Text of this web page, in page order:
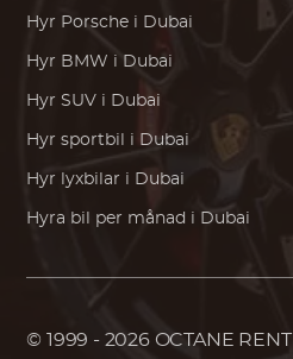
Hyr Porsche i Dubai
Hyr BMW i Dubai
Hyr SUV i Dubai
Hyr sportbil i Dubai
Hyr lyxbilar i Dubai
Hyra bil per månad i Dubai
© 1999 - 2026 OCTANE RENT